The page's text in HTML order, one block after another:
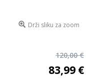
Drži sliku za zoom
120,00 €
83,99 €